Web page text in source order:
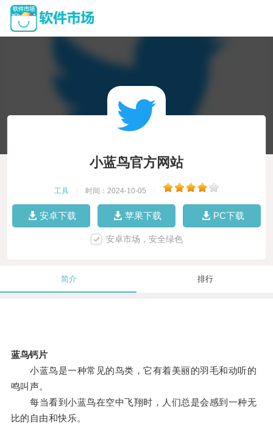
小蓝鸟官方网站
工具 时间：2024-10-05
安卓下载 苹果下载 PC下载
安卓市场，安全绿色
简介 排行
蓝鸟钙片
小蓝鸟是一种常见的鸟类，它有着美丽的羽毛和动听的
鸣叫声。
每当看到小蓝鸟在空中飞翔时，人们总是会感到一种无
比的自由和快乐。